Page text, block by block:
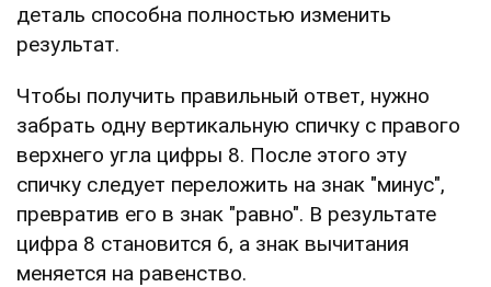
деталь способна полностью изменить
результат.
Чтобы получить правильный ответ, нужно
забрать одну вертикальную спичку с правого
верхнего угла цифры 8. После этого эту
спичку следует переложить на знак "минус",
превратив его в знак "равно". В результате
цифра 8 становится 6, а знак вычитания
меняется на равенство.